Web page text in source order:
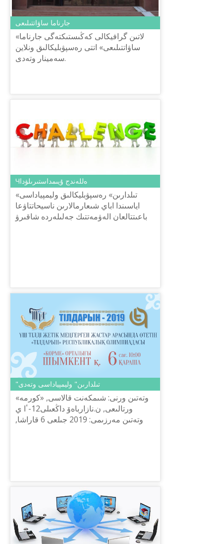
جارناما ساۋاتتىلىعى
«لاتىن گرافيكالى كەڭىستىكتەگى جارناما
ساۋاتتىلىعى» اتتى رەسپۋبليكالىق ونلاين
سەمينار وتەدى.
Чەللەندج ۇيىمداستىرىلۋدا
«تىلدارىن» رەسپۋبليكالىق وليمپياداسى
اياسىندا اباي شىعارمالارىن ناسيحاتتاۋعا
باعىتتالعان الەۋمەتتىك جەلىلەردە شاقىرۋ
"تىلدارىن" وليمپياداسى وتەدى
وتەتىن ورنى: شىمكەنت قالاسى, «كورمە»
ورتالىعى, ن.نازارباەۆ داڭعىلى12-ٴا ي
وتەتىن مەرزىمى: 2019 جىلعى 6 قاراشا,